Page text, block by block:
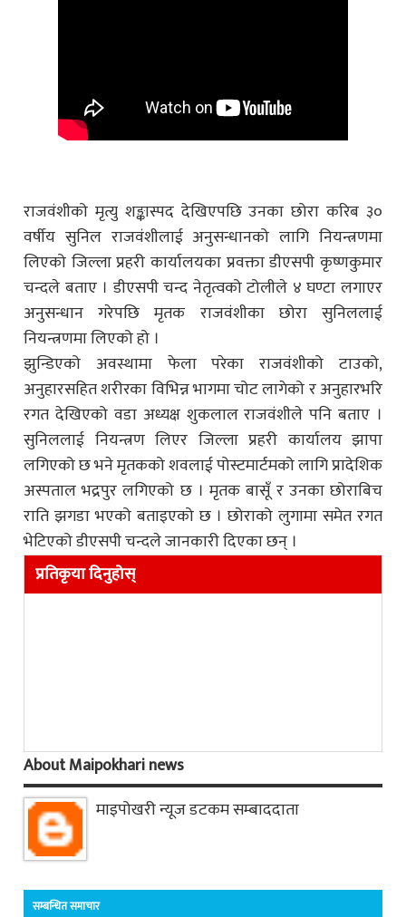
राजवंशीको मृत्यु शङ्कास्पद देखिएपछि उनका छोरा करिब ३०
वर्षीय सुनिल राजवंशीलाई अनुसन्धानको लागि नियन्त्रणमा
लिएको जिल्ला प्रहरी कार्यालयका प्रवक्ता डीएसपी कृष्णकुमार
चन्दले बताए । डीएसपी चन्द नेतृत्वको टोलीले ४ घण्टा लगाएर
अनुसन्धान गरेपछि मृतक राजवंशीका छोरा सुनिललाई
नियन्त्रणमा लिएको हो ।
झुन्डिएको अवस्थामा फेला परेका राजवंशीको टाउको,
अनुहारसहित शरीरका विभिन्न भागमा चोट लागेको र अनुहारभरि
रगत देखिएको वडा अध्यक्ष शुकलाल राजवंशीले पनि बताए ।
सुनिललाई नियन्त्रण लिएर जिल्ला प्रहरी कार्यालय झापा
लगिएको छ भने मृतकको शवलाई पोस्टमार्टमको लागि प्रादेशिक
अस्पताल भद्रपुर लगिएको छ । मृतक बासूँ र उनका छोराबिच
राति झगडा भएको बताइएको छ । छोराको लुगामा समेत रगत
भेटिएको डीएसपी चन्दले जानकारी दिएका छन् ।
प्रतिकृया दिनुहोस्
About Maipokhari news
माइपोखरी न्यूज डटकम सम्बाददाता
सम्बन्धित समाचार